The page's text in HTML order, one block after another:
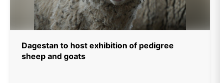
Dagestan to host exhibition of pedigree
sheep and goats